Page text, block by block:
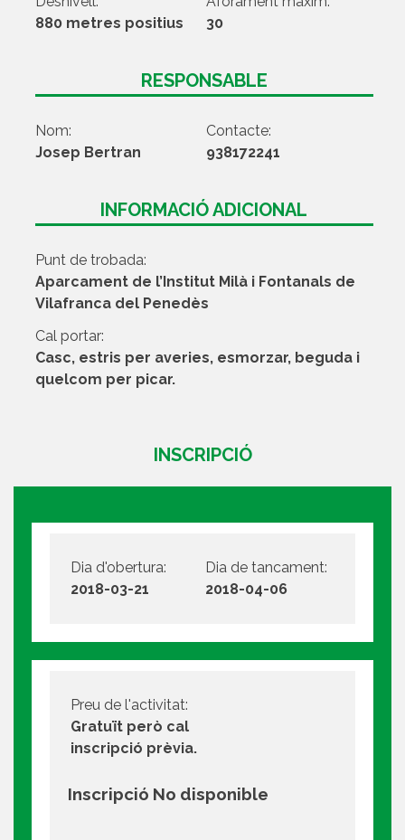
880 metres positius
30
RESPONSABLE
Nom:
Josep Bertran
Contacte:
938172241
INFORMACIÓ ADICIONAL
Punt de trobada:
Aparcament de l’Institut Milà i Fontanals de
Vilafranca del Penedès
Cal portar:
Casc, estris per averies, esmorzar, beguda i
quelcom per picar.
INSCRIPCIÓ
Dia d'obertura:
2018-03-21
Dia de tancament:
2018-04-06
Preu de l'activitat:
Gratuït però cal
inscripció prèvia.
Inscripció No disponible